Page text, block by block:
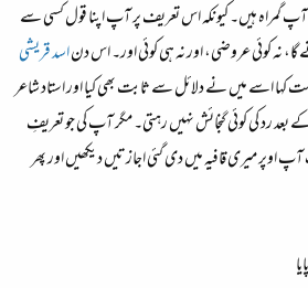
آپ گمراہ ہیں۔ کیونکہ اس تعریف پر آپ اپنا قول کسی سے
گا، نہ کوئی عروضی، اور نہ ہی کوئی اور۔ اس دناسد قریشی
اسے میں نے دلائل سے ثابت بھی کیا اور استاد شاعر
بعد رد کی کوئی گنجائش نہیں رہتی۔ مگر آپ کی جو تعریفِ
اوپر میری قافیہ میں دی گئی اجازتیں دیکھیں اور پھر